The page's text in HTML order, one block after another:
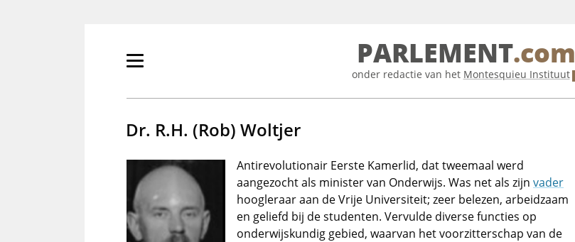
Primair
tonen/verbergen
PARLEMENT.com
onder redactie van het Montesquieu Instituut
Dr. R.H. (Rob) Woltjer
Antirevolutionair Eerste Kamerlid, dat tweemaal werd
aangezocht als minister van Onderwijs. Was net als zijn vader
hoogleraar aan de Vrije Universiteit; zeer belezen, arbeidzaam
en geliefd bij de studenten. Vervulde diverse functies op
onderwijskundig gebied, waarvan het voorzitterschap van de